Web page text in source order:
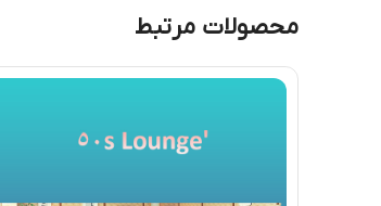
محصولات مرتبط